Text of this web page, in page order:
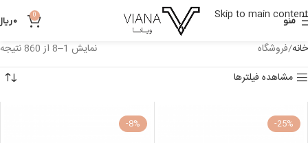
Skip to main content
منو 0
0
خانه فروشگاه
نمایش 1–8 از 860 نتیجه
مشاهده فیلترها
-25%
-8%